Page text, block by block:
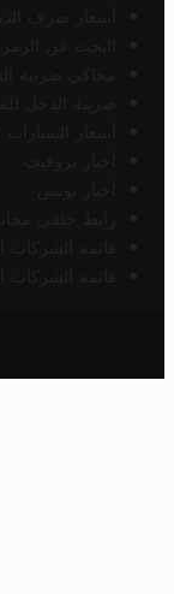
أسعار صرف
البحث عن
محاكي ضريبة
ضريبة الدخل
أسعار
أخبار تروفيت
أخبار تونس
رابط خلفي
قائمة الشركات
قائمة الشركات